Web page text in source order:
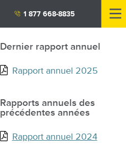
1 877 668-8835
Dernier rapport annuel
Rapport annuel 2025
Rapports annuels des
précédentes années
Rapport annuel 2024